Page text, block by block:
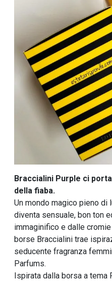
Braccialini Purple ci
della fiaba.
Un mondo magico pieno di
diventa sensuale, bon ton
immaginifico e dalle
borse Braccialini trae
seducente fragranza
Parfums.
Ispirata dalla borsa a tema